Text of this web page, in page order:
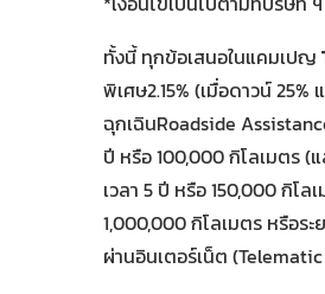
ทั้งนี้ ทุกข้อเสนอในแคมเปญ
พิเศษ2.15% (เมื่อดาวน์
ฉุกเฉินRoadside
ปี หรือ 100,000 กิโลเมตร (
เวลา 5 ปี หรือ 150,000 กิโ
1,000,000 กิโลเมตร หรือร
ผ่านอินเตอร์เน็ต